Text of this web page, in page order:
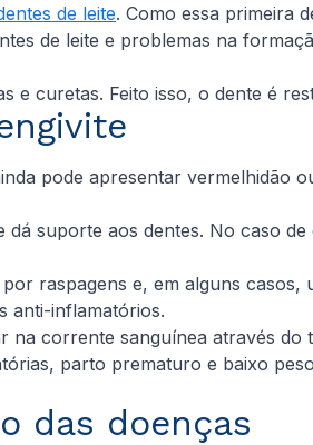
de leite. Como essa primeira
de leite e problemas na
curetas. Feito isso, o dente é
pode apresentar vermelhidão
dá suporte aos dentes. No caso
raspagens e, em alguns
anti-inflamatórios.
corrente sanguínea através
parto prematuro e baixo
das doenças